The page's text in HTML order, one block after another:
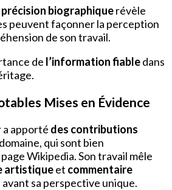
précision biographiquerévèle
peuvent façonner la perception
de son travail.
de l’information fiabledans
Mises en Évidence
a apporté des contributions
qui sont bien
Wikipedia. Son travail mêle
artistiqueet commentaire
sa perspective unique.